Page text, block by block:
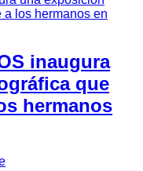
inaugura
que
hermanos